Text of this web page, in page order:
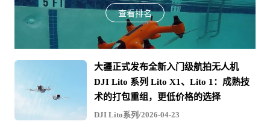
查看排名
大疆正式发布全新入门级航拍无人机
DJI Lito 系列 Lito X1、Lito 1：成熟技
术的打包重组，更低价格的选择
DJI Lito系列/2026-04-23